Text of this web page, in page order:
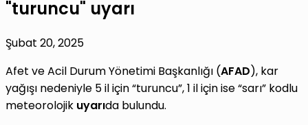
"turuncu" uyarı
Şubat 20, 2025
Afet ve Acil Durum Yönetimi Başkanlığı (AFAD), kar
yağışı nedeniyle 5 il için “turuncu”, 1 il için ise “sarı” kodlu
meteorolojik uyarıda bulundu.